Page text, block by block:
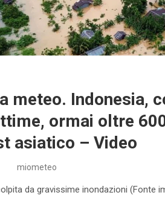
meteo. Indonesia,
ormai oltre
asiatico – Video
miometeo